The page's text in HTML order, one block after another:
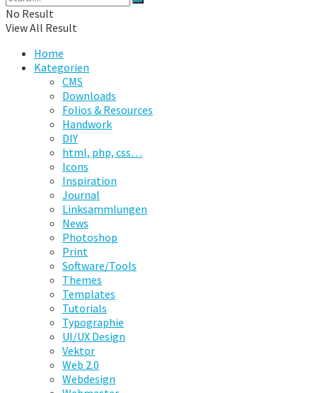
No Result
View All Result
Home
Kategorien
CMS
Downloads
Folios & Resources
Handwork
DIY
html, php, css…
Icons
Inspiration
Journal
Linksammlungen
News
Photoshop
Print
Software/Tools
Themes
Templates
Tutorials
Typographie
UI/UX Design
Vektor
Web 2.0
Webdesign